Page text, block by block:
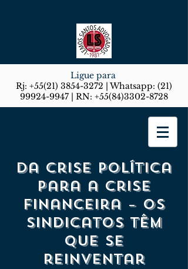
Ligue para
Rj: +55(21) 3854-3272 | Whatsapp: (21)
99924-9947 | RN: +55(84)3302-8728
Da crise política
para a crise
financeira – os
sindicatos têm
que se
reinventar